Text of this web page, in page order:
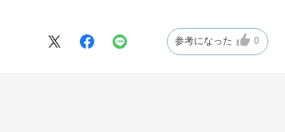
参考になった 0